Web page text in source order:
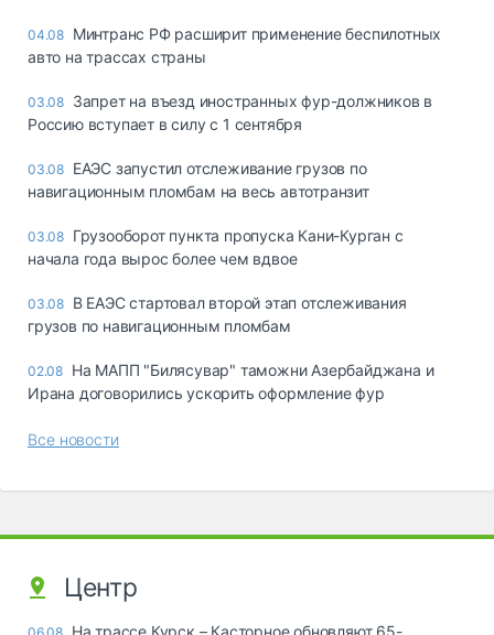
04.08 Минтранс РФ расширит применение беспилотных
авто на трассах страны
03.08 Запрет на въезд иностранных фур-должников в
Россию вступает в силу с 1 сентября
03.08 ЕАЭС запустил отслеживание грузов по
навигационным пломбам на весь автотранзит
03.08 Грузооборот пункта пропуска Кани-Курган с
начала года вырос более чем вдвое
03.08 В ЕАЭС стартовал второй этап отслеживания
грузов по навигационным пломбам
02.08 На МАПП "Билясувар" таможни Азербайджана и
Ирана договорились ускорить оформление фур
Все новости
Центр
На трассе Курск – Касторное обновляют 65-